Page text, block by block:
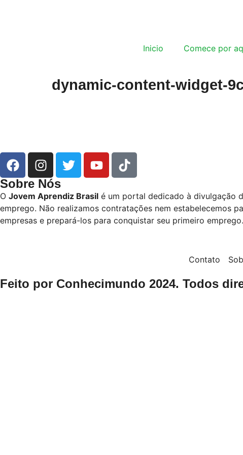
Inicio Comece por
dynamic-content-widget-
Sobre Nós
O Jovem Aprendiz Brasil é um portal dedicado à divulgação
emprego. Não realizamos contratações nem estabelecemos
empresas e prepará-los para conquistar seu primeiro emprego.
Contato
Feito por Conhecimundo 2024. Todos